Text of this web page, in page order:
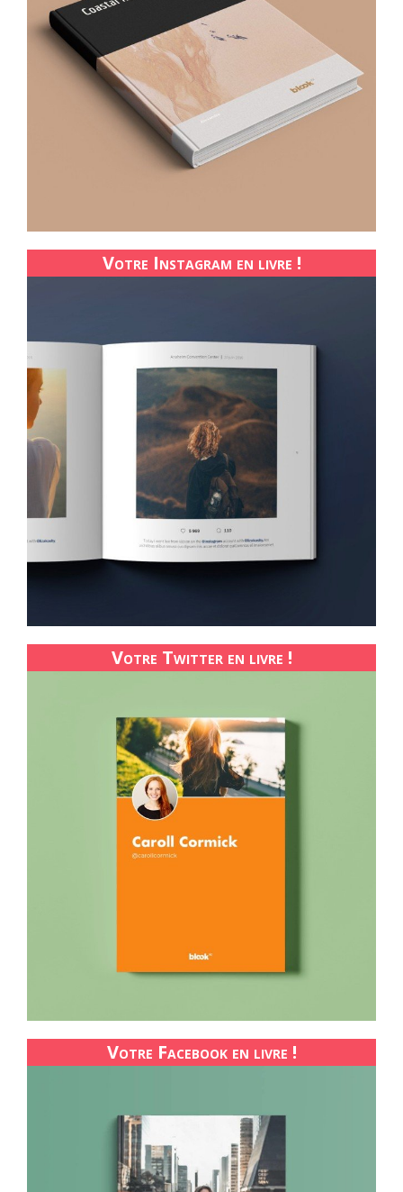
Votre Instagram en livre !
Votre Twitter en livre !
Votre Facebook en livre !